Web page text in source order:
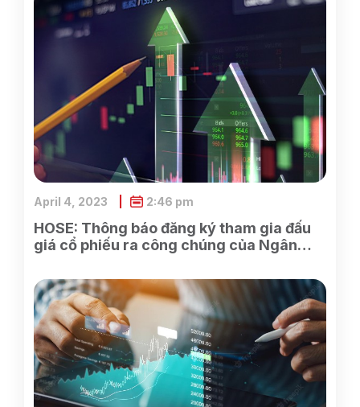
HOSE: Thông báo đăng ký tham gia đấu
giá cổ phiếu ra công chúng của Ngân
April 4, 2023 2:46 pm